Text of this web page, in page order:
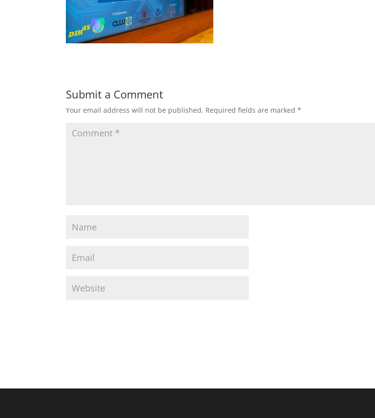
Submit a Comment
Your email address will not be published. Required fields are marked*